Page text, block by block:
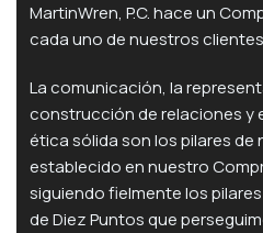
MartinWren, P.C. hace un
cada uno de nuestros
La comunicación, la
construcción de relaciones y
ética sólida son los pilares
establecido en nuestro
siguiendo fielmente los
de Diez Puntos que